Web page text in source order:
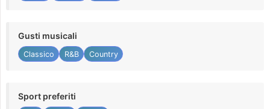
Gusti musicali
Classico R&B Country
Sport preferiti